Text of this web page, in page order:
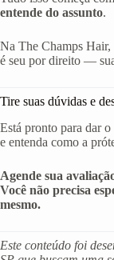
entende do assunto.
Na The Champs Hair,
é seu por direito —
Tire suas dúvidas e
Está pronto para dar
e entenda como a
Agende sua
Você não precisa
mesmo.
Este conteúdo foi